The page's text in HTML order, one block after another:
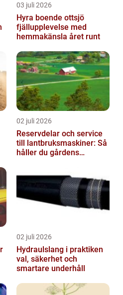
03 juli 2026
Hyra boende ottsjö
fjällupplevelse med
hemmakänsla året runt
02 juli 2026
Reservdelar och service
till lantbruksmaskiner: Så
håller du gårdens
02 juli 2026
Hydraulslang i praktiken
val, säkerhet och
smartare underhåll